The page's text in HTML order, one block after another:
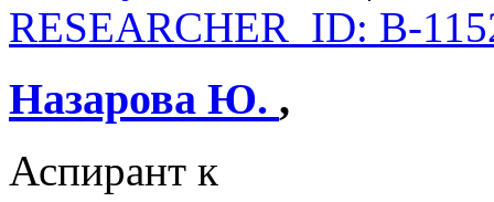
RESEARCHER_ID: B-
Назарова Ю. ,
Аспирант к